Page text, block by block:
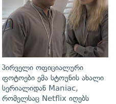
პირველი ოფიციალური
ფოტოები ემა სტოუნის ახალი
სერიალიდან Maniac,
რომელსაც Netflix იღებს